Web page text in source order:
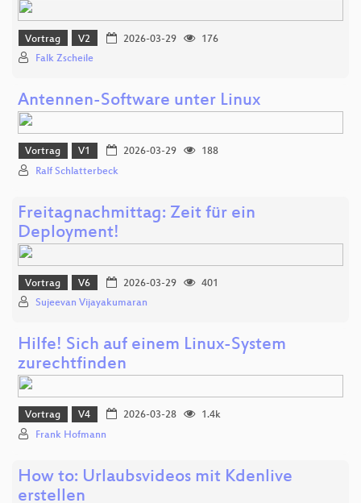
Vortrag V2 2026-03-29
176
Falk Zscheile
Antennen-Software unter Linux
Vortrag V1 2026-03-29
188
Ralf Schlatterbeck
Freitagnachmittag: Zeit für ein
Deployment!
Vortrag V6 2026-03-29
401
Sujeevan Vijayakumaran
Hilfe! Sich auf einem Linux-System
zurechtfinden
Vortrag V4 2026-03-28
1.4k
Frank Hofmann
How to: Urlaubsvideos mit Kdenlive
erstellen